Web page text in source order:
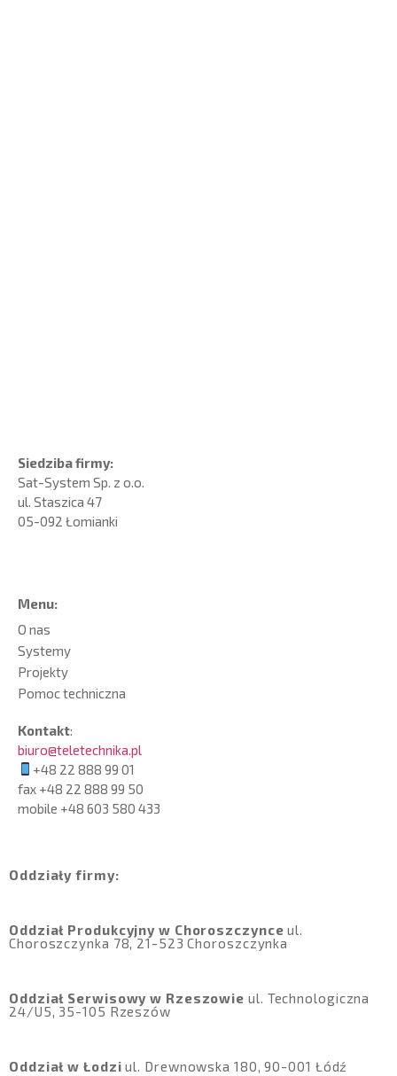
Siedziba firmy:
Sat-System Sp. z o.o.
ul. Staszica 47
05-092 Łomianki
Menu:
O nas
Systemy
Projekty
Pomoc techniczna
Kontakt:
biuro@teletechnika.pl
+48 22 888 99 01
fax +48 22 888 99 50
mobile +48 603 580 433
Oddziały firmy:
Oddział Produkcyjny w Choroszczynceul.
Choroszczynka 78, 21-523 Choroszczynka
Oddział Serwisowy w Rzeszowie ul. Technologiczna
24/U5, 35-105 Rzeszów
Oddział w Łodziul. Drewnowska 180, 90-001 Łódź